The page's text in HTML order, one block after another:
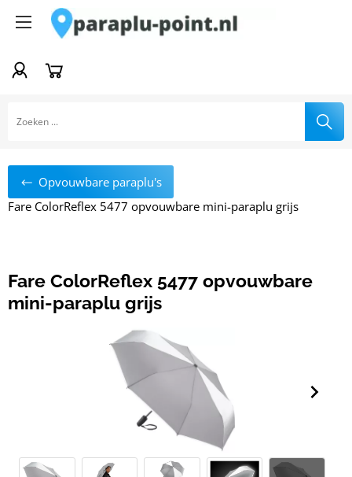
Vandaag besteld, morgen in huis
Betaal achteraf binnen 14 dagen
Gratis verzending en retour
Gemiddeld een 9.0 beoordeling via WebwinkelKeur
Opvouwbare paraplu's
Fare ColorReflex 5477 opvouwbare mini-paraplu grijs
Fare ColorReflex 5477 opvouwbare
mini-paraplu grijs